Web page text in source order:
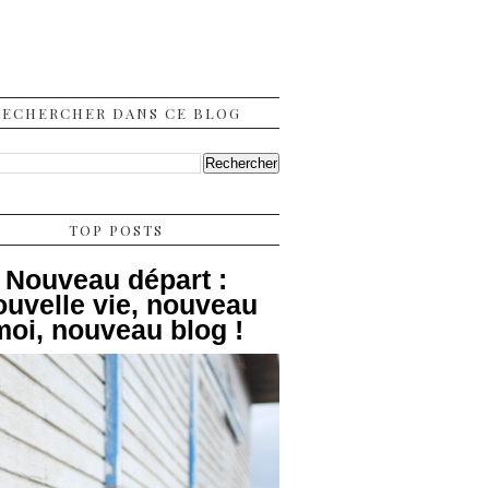
DANS CE BLOG
TOP POSTS
Nouveau départ :
vie, nouveau
nouveau blog !